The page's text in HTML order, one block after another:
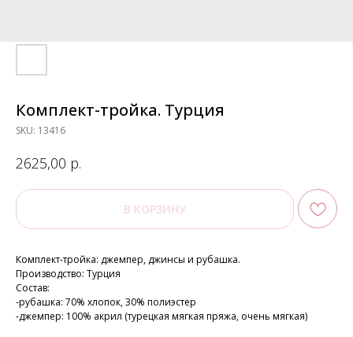
Комплект-тройка. Турция
SKU: 13416
2625,00 р.
В КОРЗИНУ
Комплект-тройка: джемпер, джинсы и рубашка.
Производство: Турция
Состав:
-рубашка: 70% хлопок, 30% полиэстер
-джемпер: 100% акрил (турецкая мягкая пряжа, очень мягкая)